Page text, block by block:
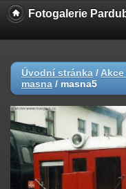
Fotogalerie
Úvodní stránka /
masna / masna5